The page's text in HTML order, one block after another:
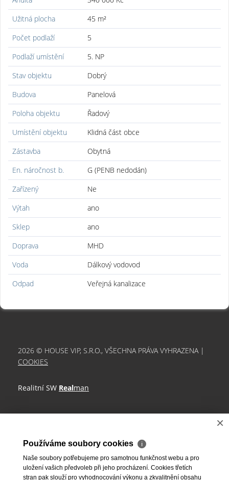
Užitná plocha
45 m²
Počet podlaží
5
Podlaží umístění
5. NP
Stav objektu
Dobrý
Budova
Panelová
Poloha objektu
Řadový
Umístění objektu
Klidná část obce
Zástavba
Obytná
En. náročnost b.
G (PENB nedodán)
Zařízený
Ne
Výtah
ano
Sklep
ano
Doprava
MHD
Voda
Dálkový vodovod
Odpad
Veřejná kanalizace
2026 © HOUSE VIP, S.R.O., VŠECHNA PRÁVA VYHRAZENA |
COOKIES
Realitní SW Realman
×
Používáme soubory cookies ℹ
Naše soubory potřebujeme pro samotnou funkčnost webu a pro
uložení vašich předvoleb při jeho procházení. Cookies třetích
stran pak slouží pro vyhodnocování výkonu a zkvalitnění obsahu